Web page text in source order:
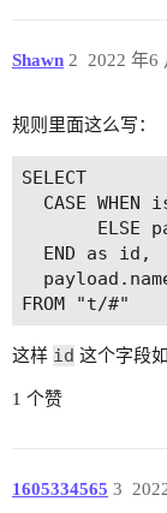
Shawn 2022 年6
2
规则里面这么写：
SELECT
CASE WHEN
ELSE
  END as id,
这样 id 这个字段
1 个赞
1605334565 3